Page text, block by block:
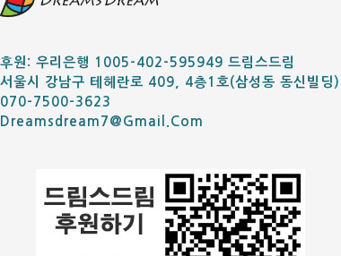
후원: 우리은행 1005-402-595949 드림스드림
서울시 강남구 테헤란로 409, 4층1호(삼성동 동신빌딩)
070-7500-3623
Dreamsdream7@gmail.com